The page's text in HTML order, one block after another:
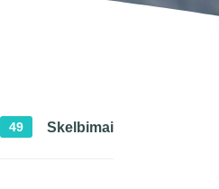
49 Skelbimai